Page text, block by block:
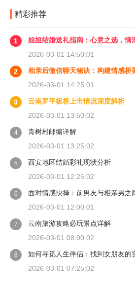
精彩推荐
1
姐姐结婚送礼指南：心意之选，情
2026-03-01 14:50:01
2
相亲后微信聊天秘诀：构建情感桥
2026-03-01 14:25:01
3
云南罗平板桥上市情况深度解析
2026-03-01 13:50:02
4
青树村邮编详解
2026-03-01 13:25:02
5
西安地区结婚彩礼现状分析
2026-03-01 12:25:02
6
面对情感抉择：前男友与相亲男之
2026-03-01 12:00:01
7
云南旅游攻略必玩景点详解
2026-03-01 08:00:02
8
如何寻觅人生伴侣：找到女朋友的
2026-03-01 07:25:02